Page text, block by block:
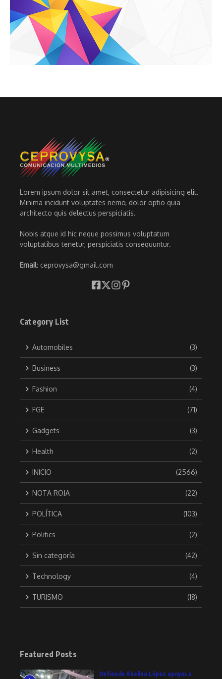
Lorem ipsum dolor sit amet, consectetur adipisicing elit.
Minima incidunt voluptates nemo, dolor optio quia
architecto quis delectus perspiciatis.
Nobis atque id hic neque possimus voluptatum
voluptatibus tenetur, perspiciatis consequuntur.
Email: ceprovysa@gmail.com
Category List
Automobiles (3)
Business (3)
Fashion (4)
FGE (71)
Gadgets (3)
Health (2)
INICIO (2566)
NOTA ROJA (22)
POLÍTICA (103)
Politics (2)
Sin categoría (42)
Technology (4)
TURISMO (18)
Featured Posts
Defiende Abelina López apoyos a